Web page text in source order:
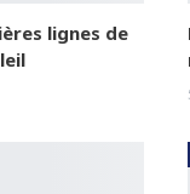
lignes de